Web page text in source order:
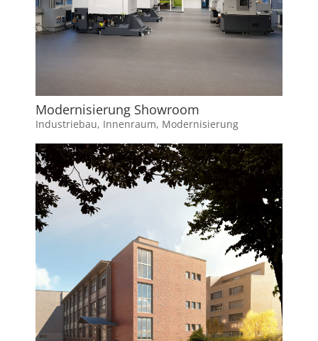
Modernisierung Showroom
Industriebau, Innenraum, Modernisierung